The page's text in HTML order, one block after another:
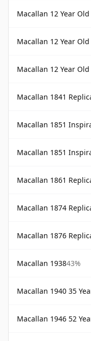
Macallan 12 Year
Macallan 12 Year
Macallan 12 Year Old
Macallan 1841
Macallan 1851
Macallan 1851
Macallan 1861
Macallan 1874
Macallan 1876
Macallan 193843%
Macallan 1940 35
Macallan 1946 52